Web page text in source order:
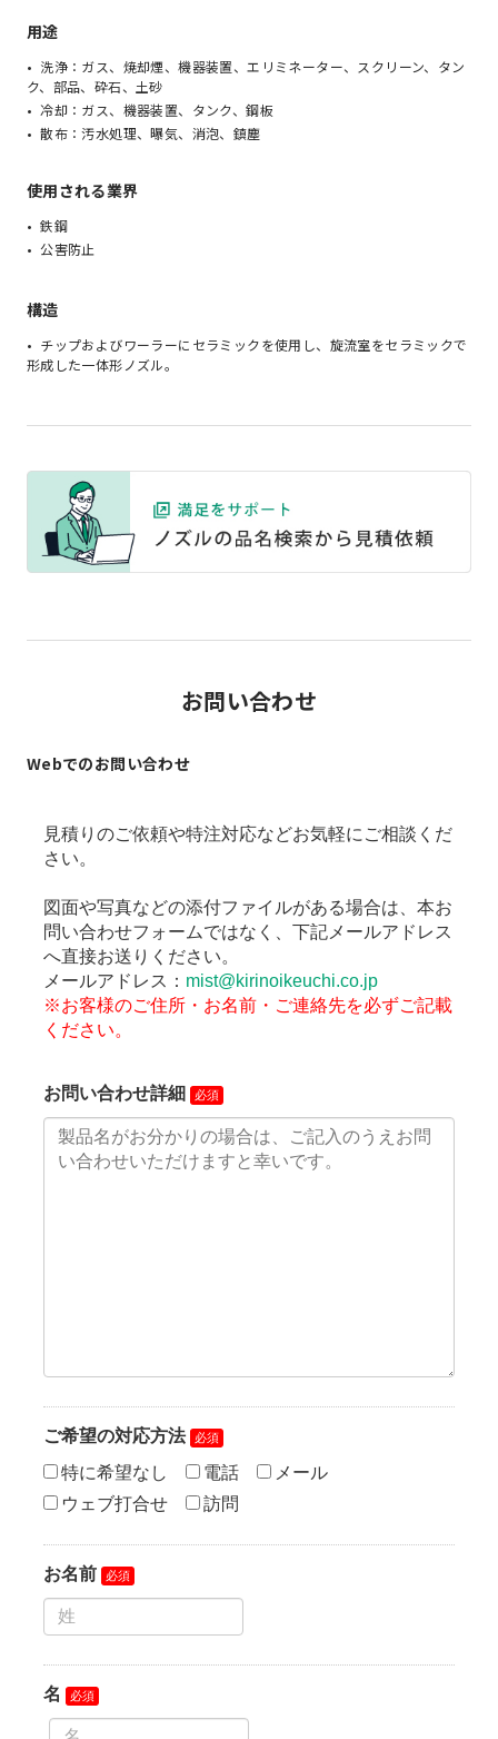
用途
洗浄：ガス、焼却煙、機器装置、エリミネーター、スクリーン、タン
ク、部品、砕石、土砂
冷却：ガス、機器装置、タンク、鋼板
散布：汚水処理、曝気、消泡、鎮塵
使用される業界
鉄鋼
公害防止
構造
チップおよびワーラーにセラミックを使用し、旋流室をセラミックで
形成した一体形ノズル。
お問い合わせ
Webでのお問い合わせ